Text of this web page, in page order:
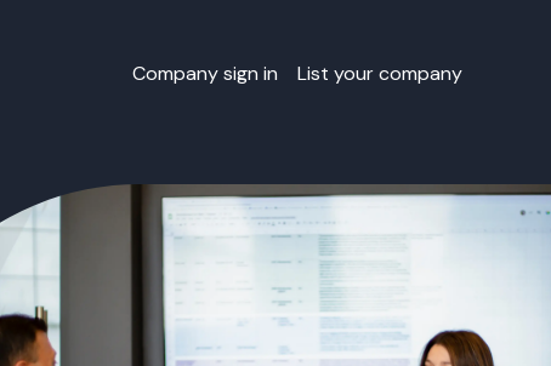
Company sign in List your company